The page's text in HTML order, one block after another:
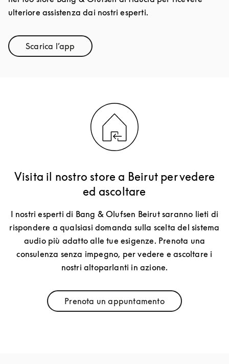
ulteriore assistenza dai nostri esperti.
Scarica l’appLink Opens in New Tab
Visita il nostro store a Beirut per vedere
ed ascoltare
I nostri esperti di Bang & Olufsen Beirut saranno lieti di
rispondere a qualsiasi domanda sulla scelta del sistema
audio più adatto alle tue esigenze. Prenota una
consulenza senza impegno, per vedere e ascoltare i
nostri altoparlanti in azione.
Prenota un appuntamento
Link Opens in New Tab